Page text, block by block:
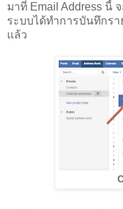
มาที่ Email Address นี้
ระบบได้ทำการบันทึกรา
แล้ว